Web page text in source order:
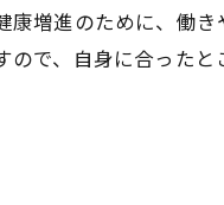
増進のために、働
で、自身に合ったと